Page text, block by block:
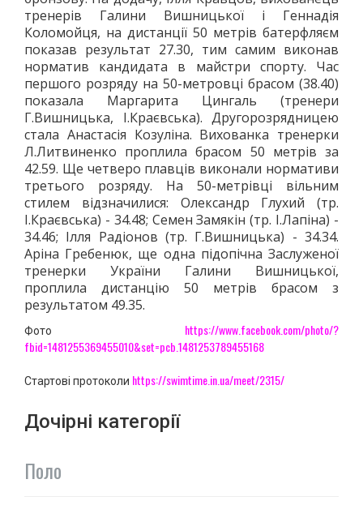
тренерів Галини Вишницької і Геннадія
Коломойця, на дистанції 50 метрів батерфляєм
показав результат 27.30, тим самим виконав
норматив кандидата в майстри спорту. Час
першого розряду на 50-метровці брасом (38.40)
показала Маргарита Цингаль (тренери
Г.Вишницька, І.Краєвська). Другорозрядницею
стала Анастасія Козуліна. Вихованка тренерки
Л.Литвиненко проплила брасом 50 метрів за
42.59. Ще четверо плавців виконали нормативи
третього розряду. На 50-метрівці вільним
стилем відзначилися: Олександр Глухий (тр.
І.Краєвська) - 34.48; Семен Замякін (тр. І.Лапіна) -
34.46; Ілля Радіонов (тр. Г.Вишницька) - 34.34.
Аріна Гребенюк, ще одна підопічна Заслуженої
тренерки України Галини Вишницької,
проплила дистанцію 50 метрів брасом з
результатом 49.35.
Фото https://www.facebook.com/photo/?
fbid=1481255369455010&set=pcb.1481253789455168
Стартові протоколи https://swimtime.in.ua/meet/2315/
Дочірні категорії
Поло